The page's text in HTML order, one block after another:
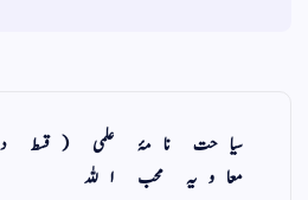
سیاحت نامۂ علمی
معاویہ محب اللہ